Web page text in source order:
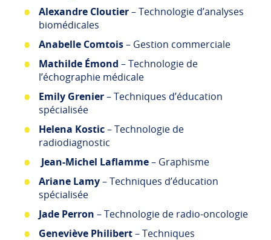
Alexandre Cloutier– Technologie d’analyses
biomédicales
Anabelle Comtois– Gestion commerciale
Mathilde Émond – Technologie de
l’échographie médicale
Emily Grenier– Techniques d’éducation
spécialisée
Helena Kostic– Technologie de
radiodiagnostic
Jean-Michel Laflamme– Graphisme
Ariane Lamy– Techniques d’éducation
spécialisée
Jade Perron – Technologie de radio-oncologie
Geneviève Philibert– Techniques